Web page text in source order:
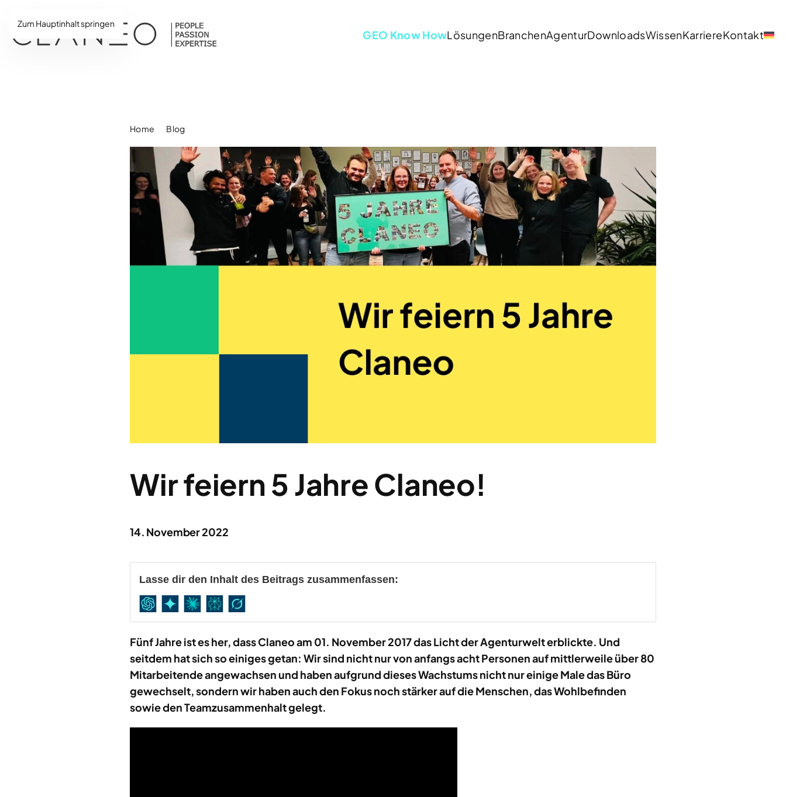
Zum Hauptinhalt springen
GEO Know HowLösungenBranchenAgenturDownloadsWissenKarriereKontakt
Home Blog
Wir feiern 5 Jahre Claneo!
14. November 2022
Lasse dir den Inhalt des Beitrags zusammenfassen:
Fünf Jahre ist es her, dass Claneo am 01. November 2017 das Licht der Agenturwelt erblickte. Und
seitdem hat sich so einiges getan: Wir sind nicht nur von anfangs acht Personen auf mittlerweile über 80
Mitarbeitende angewachsen und haben aufgrund dieses Wachstums nicht nur einige Male das Büro
gewechselt, sondern wir haben auch den Fokus noch stärker auf die Menschen, das Wohlbefinden
sowie den Teamzusammenhalt gelegt.